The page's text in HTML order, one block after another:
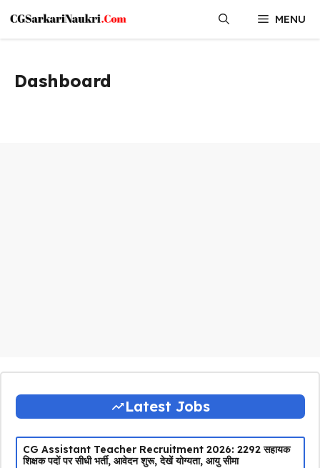
content
MENU
Dashboard
Latest Jobs
CG Assistant Teacher Recruitment 2026: 2292 सहायक
शिक्षक पदों पर सीधी भर्ती, आवेदन शुरू, देखें योग्यता, आयु सीमा